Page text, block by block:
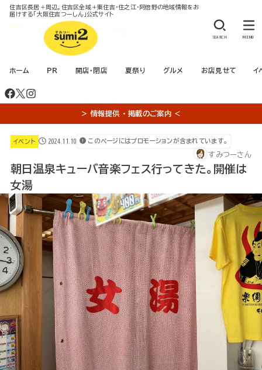
住吉区長居＋周辺。住吉区全域＋東住吉・住之江・阿倍野の地域情報をお
届けする「大阪住吉つーしん」公式サイト
ホーム PR 開店・閉店 夏祭り グルメ お店見せて イ
SEARCH MENU
＞ 情報提供 ・ 掲載のご案内 ＜
イベント 2024.11.10 このページにはプロモーションが含まれています。
すみつーさん
朝日温泉キューバ音楽フェス行ってきた。開催は
女湯